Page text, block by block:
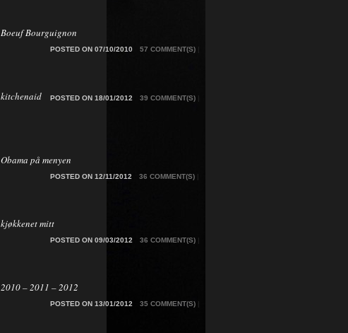
Boeuf Bourguignon
57 COMMENT(S)
POSTED ON 07/10/2010
kitchenaid 39 COMMENT(S)
POSTED ON 18/01/2012
Obama på menyen
36 COMMENT(S)
POSTED ON 12/11/2012
kjøkkenet mitt
36 COMMENT(S) |
POSTED ON 09/03/2012
2010 – 2011 – 2012
35 COMMENT(S) |
POSTED ON 13/01/2012